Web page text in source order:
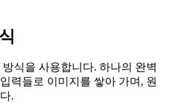
식을 사용합니다. 하나의 완벽
력들로 이미지를 쌓아 가며, 원
.